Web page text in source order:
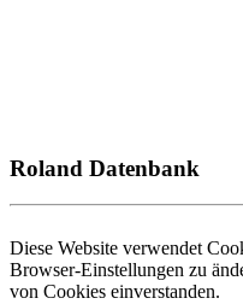
Roland Datenbank
Diese Website verwendet
Browser-Einstellungen zu
von Cookies einverstanden.